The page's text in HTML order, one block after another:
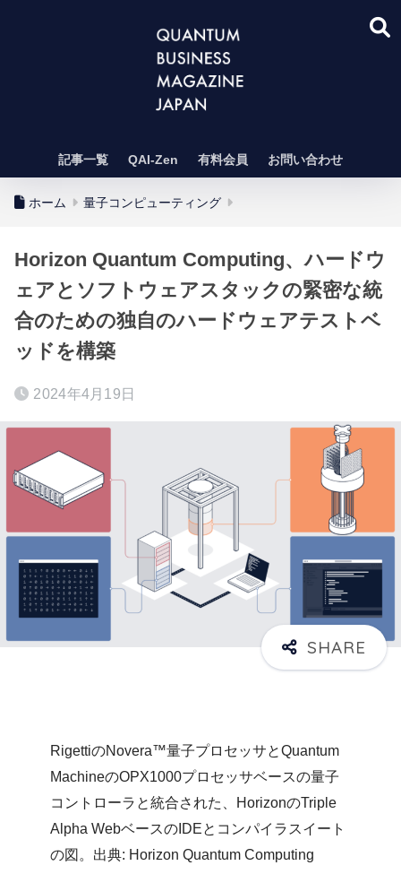
記事一覧 QAI-Zen 有料会員 お問い合わせ
ホーム 量子コンピューティング
Horizon Quantum Computing、ハードウ
ェアとソフトウェアスタックの緊密な統
合のための独自のハードウェアテストベ
ッドを構築
2024年4月19日
RigettiのNovera™量子プロセッサとQuantum
MachineのOPX1000プロセッサベースの量子
コントローラと統合された、HorizonのTriple
Alpha WebベースのIDEとコンパイラスイート
の図。出典: Horizon Quantum Computing